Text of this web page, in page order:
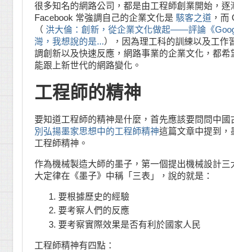
很多知名的網路公司，都是由工程師創業開始，
Facebook 常強調自己的企業文化是 駭客之道 ，
（ 洪大倫：創新，從企業文化做起——評論《
灣，我想說的是...），因為理工科的訓練以及工作
調創新以及快速反應，網路事業的企業文化，都
能跟上新世代的網路變化。
工程師的精神
要知道工程師的精神是什麼，首先應該要問問中
別弘揚墨家思想中的工程師精神這篇文章中提到，
工程師精神。
作為機械製造大師的墨子，第一個提出機械設計
大定律在《墨子》中稱「三表」，說的就是：
要根據歷史的經驗
要考察人們的反應
要考察實際效果是否有利於國家人民
工程師精神有四點：